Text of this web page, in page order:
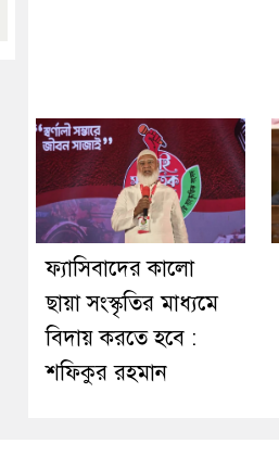
ফ্যাসিবাদের কালো
ছায়া সংস্কৃতির মাধ্যমে
বিদায় করতে হবে :
শফিকুর রহমান